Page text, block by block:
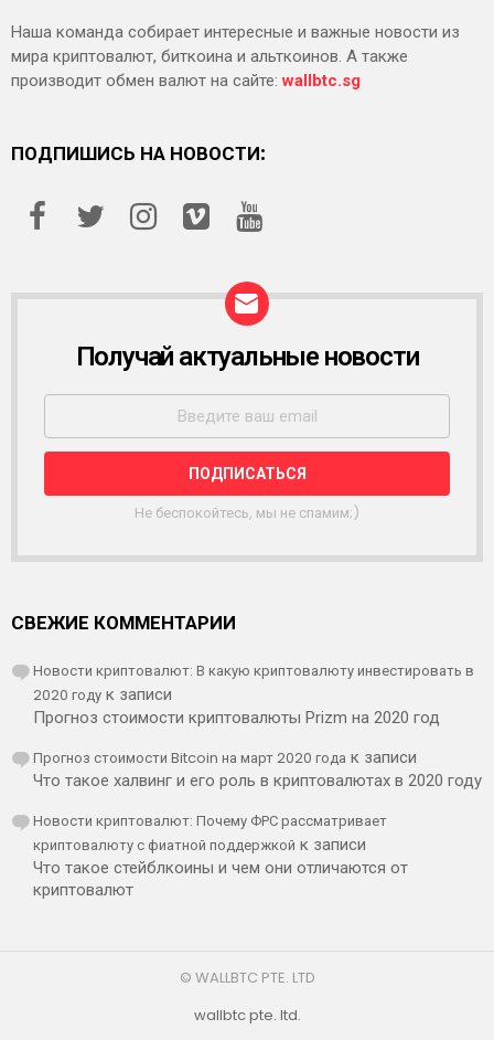
Наша команда собирает интересные и важные новости из
мира криптовалют, биткоина и альткоинов. А также
производит обмен валют на сайте:wallbtc.sg
ПОДПИШИСЬ НА НОВОСТИ:
С
Ы
Л
Получай актуальные новости
Не беспокойтесь, мы не спамим;)
СВЕЖИЕ КОММЕНТАРИИ
Новости криптовалют: В какую криптовалюту инвестировать в
2020 году к записи
Прогноз стоимости криптовалюты Prizm на 2020 год
Прогноз стоимости Bitcoin на март 2020 года к записи
Что такое халвинг и его роль в криптовалютах в 2020 году
Новости криптовалют: Почему ФРС рассматривает
криптовалюту с фиатной поддержкой к записи
Что такое стейблкоины и чем они отличаются от
криптовалют
© WALLBTC PTE. LTD
wallbtc pte. ltd.